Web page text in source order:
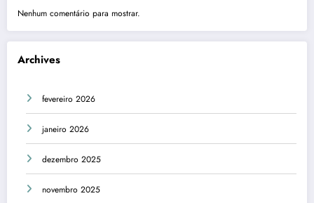
Nenhum comentário para mostrar.
Archives
fevereiro 2026
janeiro 2026
dezembro 2025
novembro 2025